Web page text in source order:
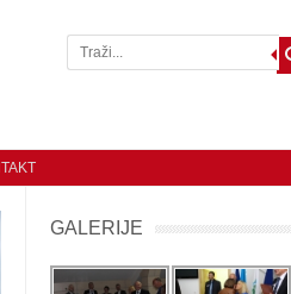
GALERIJE